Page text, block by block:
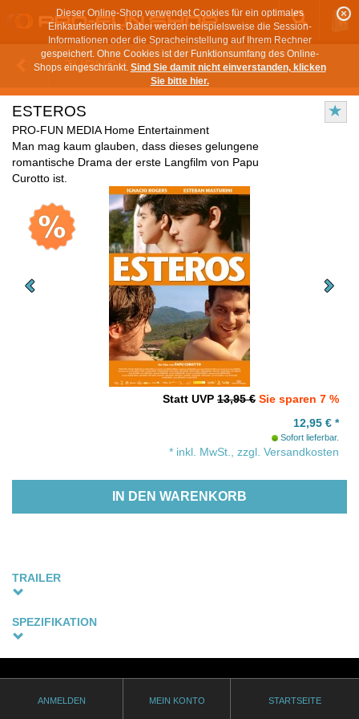
Dieser Online-Shop verwendet Cookies für ein optimales
Einkaufserlebnis. Dabei werden beispielsweise die Session-
Informationen oder die Spracheinstellung auf Ihrem Rechner
gespeichert. Ohne Cookies ist der Funktionsumfang des Online-
Shops eingeschränkt. Sind Sie damit nicht einverstanden, klicken
Sie bitte hier.
ZURÜCK
ESTEROS
PRO-FUN MEDIA Home Entertainment
Man mag kaum glauben, dass dieses gelungene
romantische Drama der erste Langfilm von Papu
Curotto ist.
Statt UVP 13,95 € Sie sparen 7 %
12,95 € *
Sofort lieferbar.
* inkl. MwSt., zzgl. Versandkosten
IN DEN WARENKORB
TRAILER
SPEZIFIKATION
Thematik
ANMELDEN MEIN KONTO STARTSEITE